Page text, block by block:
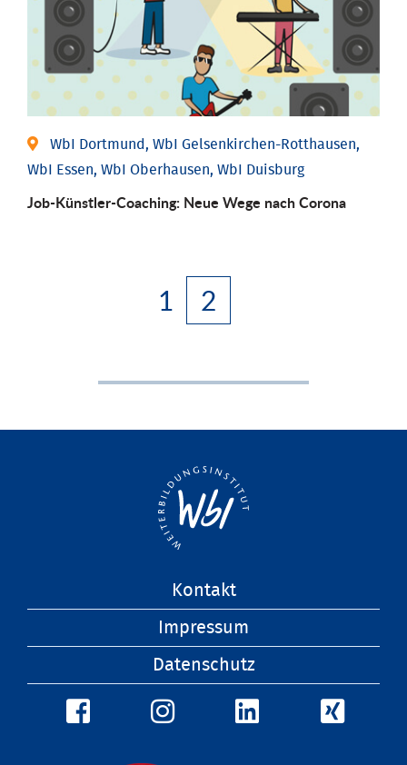
WbI Dortmund, WbI Gelsenkirchen-Rotthausen,
WbI Essen, WbI Oberhausen, WbI Duisburg
Job-Künstler-Coaching: Neue Wege nach Corona
1 2
Kontakt
Impressum
Datenschutz